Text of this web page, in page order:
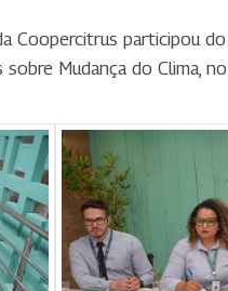
Coopercitrus participou
Mudança do Clima,